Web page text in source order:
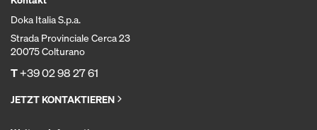
Doka Italia S.p.a.
Strada Provinciale Cerca 23
20075 Colturano
T+39 02 98 27 61
JETZT KONTAKTIEREN